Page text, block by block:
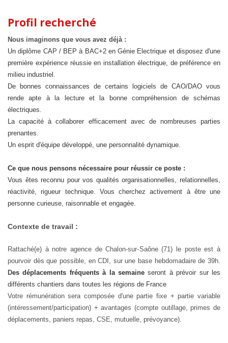
Profil recherché
Nous imaginons que vous avez déjà :
Un diplôme CAP / BEP à BAC+2 en Génie Electrique et disposez d'une
première expérience réussie en installation électrique, de préférence en
milieu industriel.
De bonnes connaissances de certains logiciels de CAO/DAO vous
rende apte à la lecture et la bonne compréhension de schémas
électriques.
La capacité à collaborer efficacement avec de nombreuses parties
prenantes.
Un esprit d'équipe développé, une personnalité dynamique.
Ce que nous pensons nécessaire pour réussir ce poste :
Vous êtes reconnu pour vos qualités organisationnelles, relationnelles,
réactivité, rigueur technique. Vous cherchez activement à être une
personne curieuse, raisonnable et engagée.
Contexte de travail :
Rattaché(e) à notre agence de Chalon-sur-Saône (71) le poste est à
pourvoir dès que possible, en CDI, sur une base hebdomadaire de 39h.
Des déplacements fréquents à la semaine seront à prévoir sur les
différents chantiers dans toutes les régions de France
Votre rémunération sera composée d'une partie fixe + partie variable
(intéressement/participation) + avantages (compte outillage, primes de
déplacements, paniers repas, CSE, mutuelle, prévoyance).